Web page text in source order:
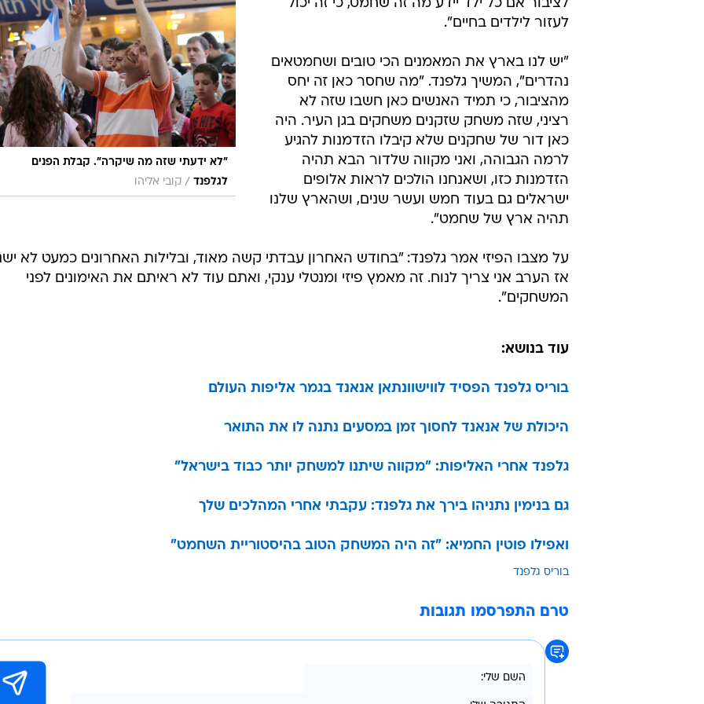
"לא ידעתי שזה מה שיקרה". קבלת הפנים
לגלפנד / קובי אליהו
לציבור אם כל ילד יידע מה זה שחמט, כי זה יכול
לעזור לילדים בחיים".
"יש לנו בארץ את המאמנים הכי טובים ושחמטאים
נהדרים", המשיך גלפנד. "מה שחסר כאן זה יחס
מהציבור, כי תמיד האנשים כאן חשבו שזה לא
רציני, שזה משחק שזקנים משחקים בגן העיר. היה
כאן דור של שחקנים שלא קיבלו הזדמנות להגיע
לרמה הגבוהה, ואני מקווה שלדור הבא תהיה
הזדמנות כזו, ושאנחנו הולכים לראות אלופים
ישראלים גם בעוד חמש ועשר שנים, ושהארץ שלנו
תהיה ארץ של שחמט".
על מצבו הפיזי אמר גלפנד: "בחודש האחרון עבדתי קשה מאוד, ובלילות האחרונים כמעט לא
אז הערב אני צריך לנוח. זה מאמץ פיזי ומנטלי ענקי, ואתם עוד לא ראיתם את האימונים לפני
המשחקים".
עוד בנושא:
בוריס גלפנד הפסיד לווישוונתאן אנאנד בגמר אליפות העולם
היכולת של אנאנד לחסוך זמן במסעים נתנה לו את התואר
גלפנד אחרי האליפות: "מקווה שיתנו למשחק יותר כבוד בישראל"
גם בנימין נתניהו בירך את גלפנד: עקבתי אחרי המהלכים שלך
ואפילו פוטין החמיא: "זה היה המשחק הטוב בהיסטוריית השחמט"
בוריס גלפנד
טרם התפרסמו תגובות